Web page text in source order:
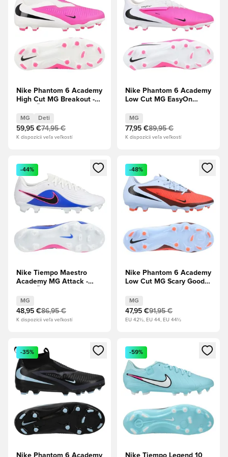
Nike Phantom 6 Academy
High Cut MG Breakout -
ružová Deti
MG Deti
59,95 €74,95 €
K dispozícii veľa veľkostí
Nike Phantom 6 Academy
Low Cut MG EasyOn
Čierna
MG
77,95 €89,95 €
K dispozícii veľa veľkostí
Otvorí modál na prihlásenie alebo registráciu ako člen
-44%
Nike Tiempo Maestro
Academy MG Attack -
Racer/Pink Blast
MG
48,95 €86,95 €
K dispozícii veľa veľkostí
Otvorí modál na prihlásenie
-48%
Nike Phantom 6 Academy
Low Cut MG Scary Good -
karmínová
MG
47,95 €91,95 €
EU 42½, EU 44, EU 44½
Otvorí modál na prihlásenie alebo registráciu ako člen
-35%
Nike Phantom 6 Academy
Otvorí modál na prihlásenie
-59%
Nike Tiempo Legend 10